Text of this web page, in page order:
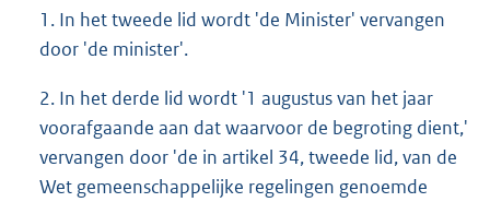
1. In het tweede lid wordt 'de Minister' vervangen
door 'de minister'.
2. In het derde lid wordt '1 augustus van het jaar
voorafgaande aan dat waarvoor de begroting dient,'
vervangen door 'de in artikel 34, tweede lid, van de
Wet gemeenschappelijke regelingen genoemde